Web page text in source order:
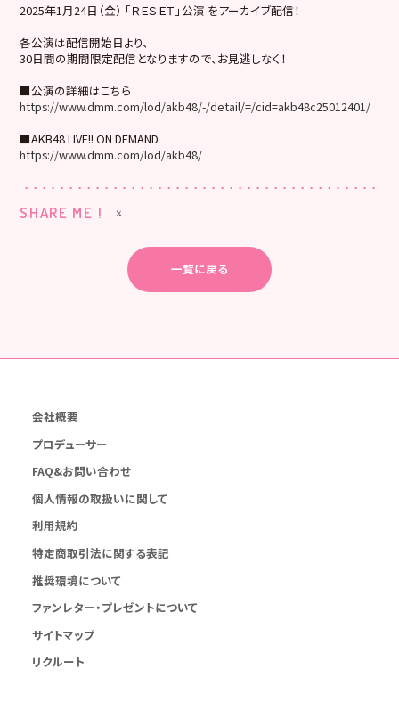
2025年1月24日（金） 「ＲＥＳＥＴ」公演 をアーカイブ配信！
各公演は配信開始日より、
30日間の期間限定配信となりますので、お見逃しなく！
■公演の詳細はこちら
https://www.dmm.com/lod/akb48/-/detail/=/cid=akb48c25012401/
■AKB48 LIVE!! ON DEMAND
https://www.dmm.com/lod/akb48/
SHARE ME !
一覧に戻る
会社概要
プロデューサー
FAQ&お問い合わせ
個人情報の取扱いに関して
利用規約
特定商取引法に関する表記
推奨環境について
ファンレター・プレゼントについて
サイトマップ
リクルート